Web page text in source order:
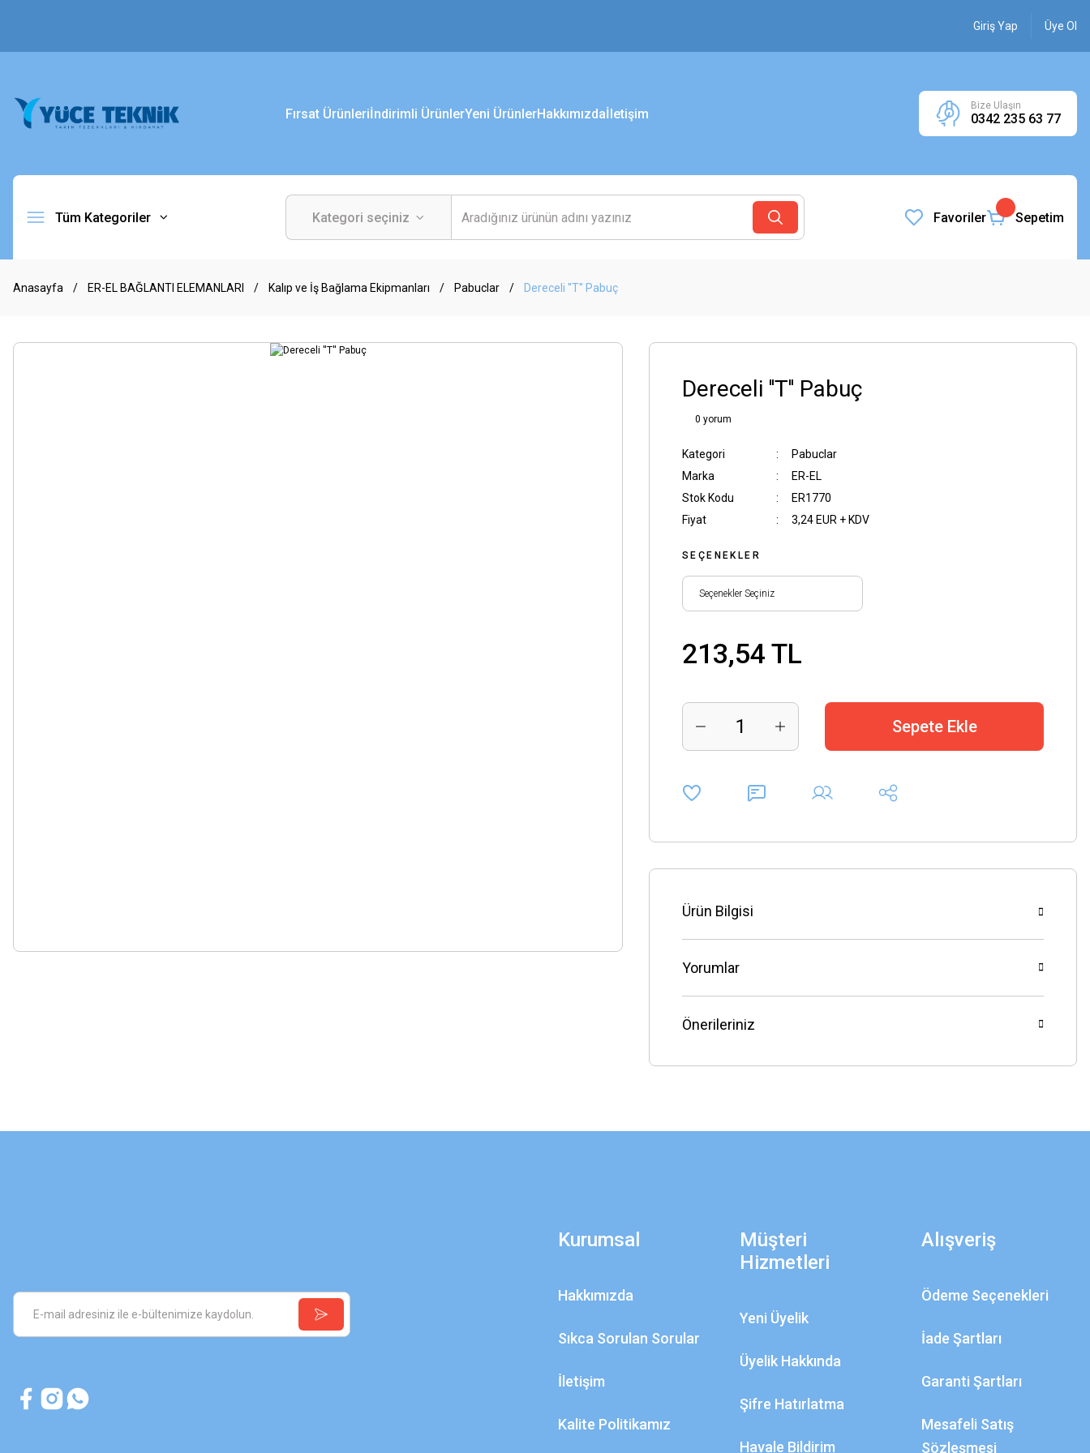
Giriş Yap Üye Ol
Fırsat Ürünleriİndirimli ÜrünlerYeni ÜrünlerHakkımızdaİletişim
Bize Ulaşın
0342 235 63 77
Tüm Kategoriler Favoriler Sepetim
Anasayfa ER-EL BAĞLANTI ELEMANLARI Kalıp ve İş Bağlama Ekipmanları Pabuclar Dereceli ''T'' Pabuç
Dereceli ''T'' Pabuç
0 yorum
Kategori
Pabuclar
Marka
ER-EL
Stok Kodu
ER1770
Fiyat
3,24 EUR + KDV
SEÇENEKLER
213,54 TL
Sepete Ekle
Ürün Bilgisi
Yorumlar
Önerileriniz
Kurumsal
Hakkımızda
Sıkca Sorulan Sorular
İletişim
Kalite Politikamız
Müşteri
Hizmetleri
Yeni Üyelik
Üyelik Hakkında
Şifre Hatırlatma
Havale Bildirim
Alışveriş
Ödeme Seçenekleri
İade Şartları
Garanti Şartları
Mesafeli Satış
Sözleşmesi